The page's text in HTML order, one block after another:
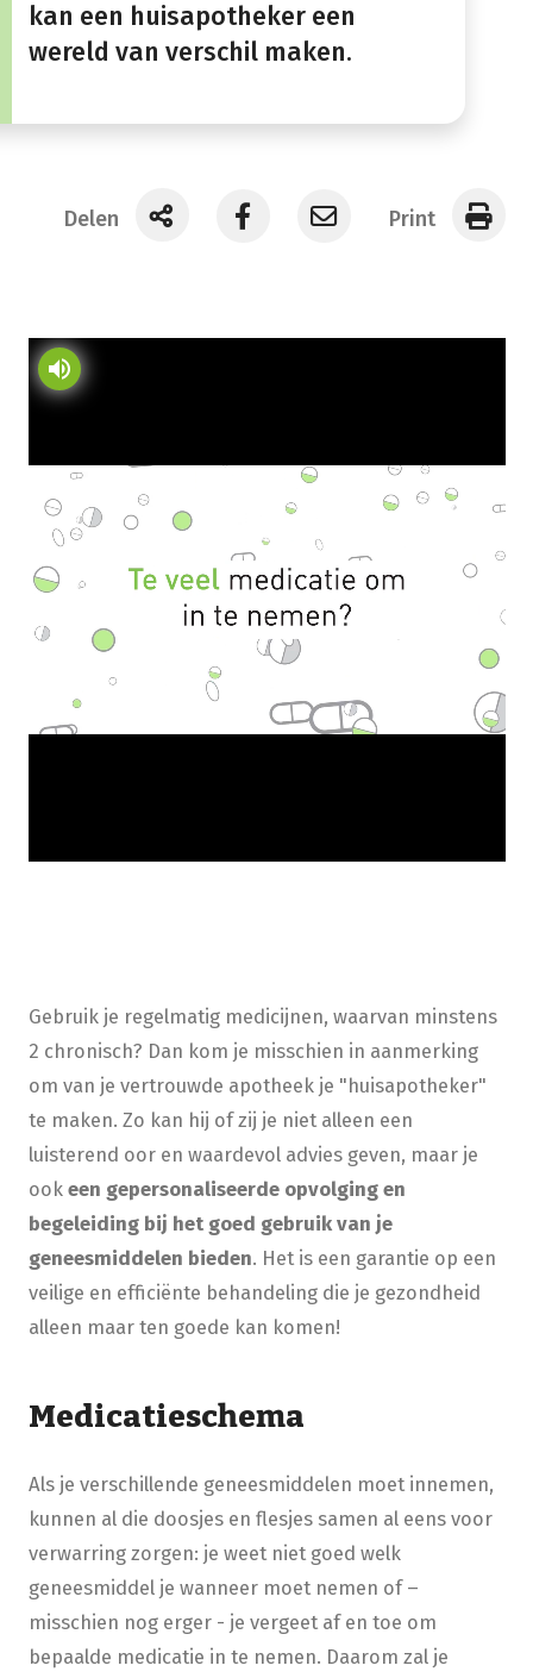
kan een huisapotheker een
wereld van verschil maken.
Delen Print
Gebruik je regelmatig medicijnen, waarvan minstens
2 chronisch? Dan kom je misschien in aanmerking
om van je vertrouwde apotheek je "huisapotheker"
te maken. Zo kan hij of zij je niet alleen een
luisterend oor en waardevol advies geven, maar je
ook een gepersonaliseerde opvolging en
begeleiding bij het goed gebruik van je
geneesmiddelen bieden. Het is een garantie op een
veilige en efficiënte behandeling die je gezondheid
alleen maar ten goede kan komen!
Medicatieschema
Als je verschillende geneesmiddelen moet innemen,
kunnen al die doosjes en flesjes samen al eens voor
verwarring zorgen: je weet niet goed welk
geneesmiddel je wanneer moet nemen of –
misschien nog erger - je vergeet af en toe om
bepaalde medicatie in te nemen. Daarom zal je